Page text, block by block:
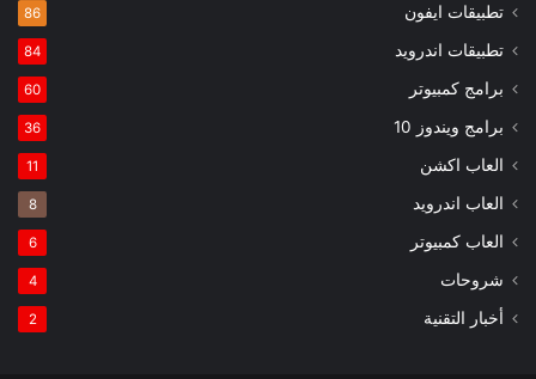
تطبيقات ايفون 86
تطبيقات اندرويد 84
برامج كمبيوتر 60
برامج ويندوز 10 36
العاب اكشن 11
العاب اندرويد 8
العاب كمبيوتر 6
شروحات 4
أخبار التقنية 2